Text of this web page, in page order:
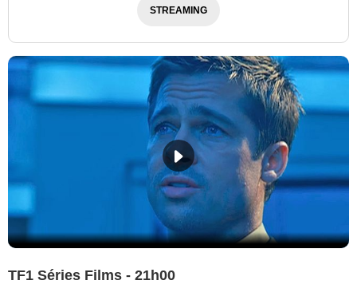
STREAMING
TF1 Séries Films - 21h00